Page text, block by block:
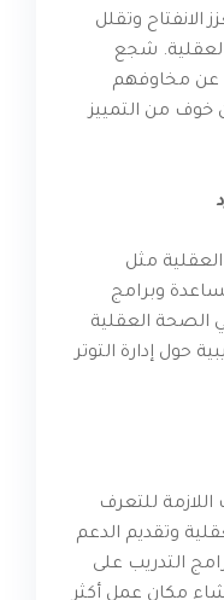
الانفتاح وتقلل
شجع
عن مخاوفهم
خوف من التمييز
مثل
وبرامج
الصحة العقلية
حول إدارة التوتر
اللازمة للتعرف
وتقديم الدعم
التدريب على
مكان عمل أكثر